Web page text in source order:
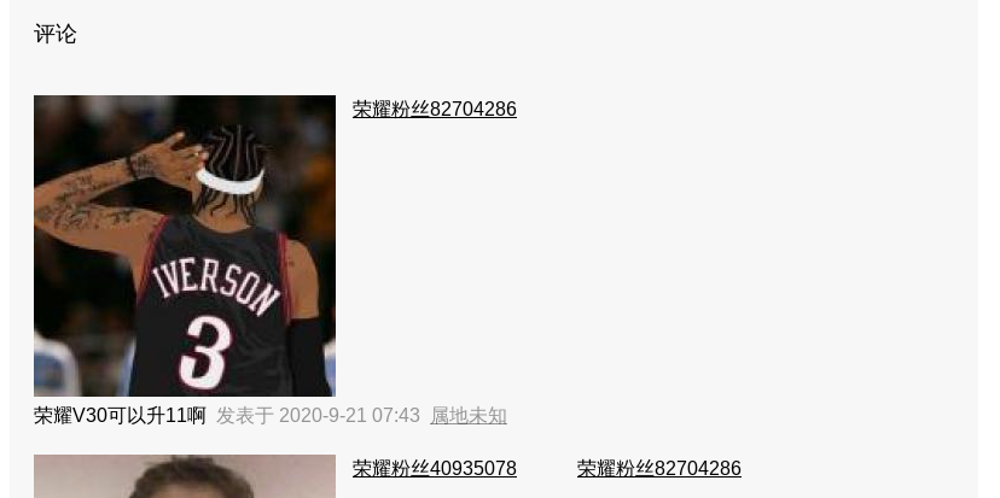
评论
荣耀粉丝82704286
荣耀V30可以升11啊 发表于 2020-9-21 07:43 属地未知
荣耀粉丝40935078 荣耀粉丝82704286